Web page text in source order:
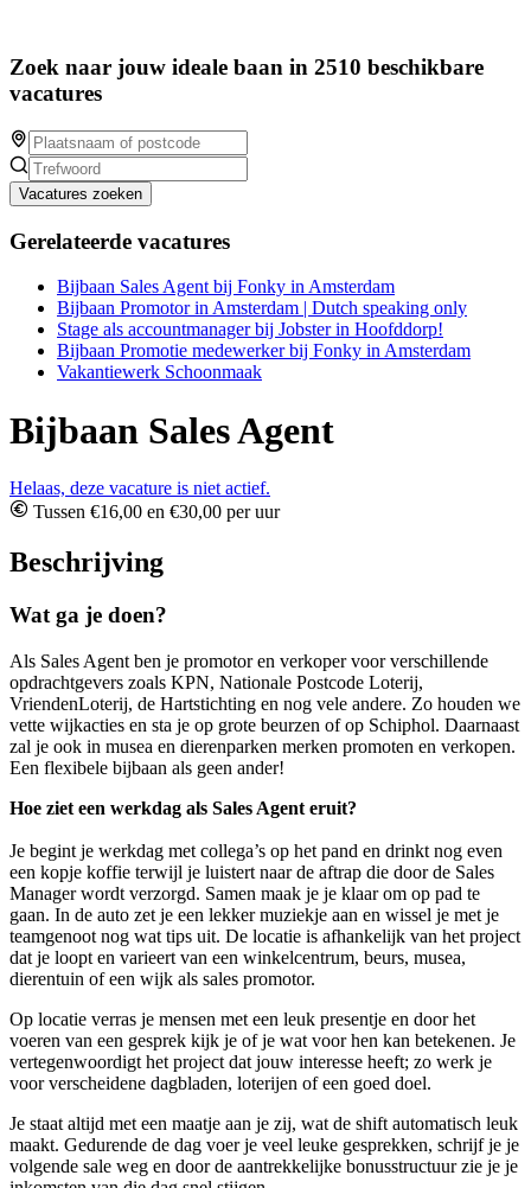
Zoek naar jouw ideale baan in 2510 beschikbare
vacatures
Vacatures zoeken
Gerelateerde vacatures
Bijbaan Sales Agent bij Fonky in Amsterdam
Bijbaan Promotor in Amsterdam | Dutch speaking only
Stage als accountmanager bij Jobster in Hoofddorp!
Bijbaan Promotie medewerker bij Fonky in Amsterdam
Vakantiewerk Schoonmaak
Bijbaan Sales Agent
Helaas, deze vacature is niet actief.
Tussen €16,00 en €30,00 per uur
Beschrijving
Wat ga je doen?
Als Sales Agent ben je promotor en verkoper voor verschillende
opdrachtgevers zoals KPN, Nationale Postcode Loterij,
VriendenLoterij, de Hartstichting en nog vele andere. Zo houden we
vette wijkacties en sta je op grote beurzen of op Schiphol. Daarnaast
zal je ook in musea en dierenparken merken promoten en verkopen.
Een flexibele bijbaan als geen ander!
Hoe ziet een werkdag als Sales Agent eruit?
Je begint je werkdag met collega’s op het pand en drinkt nog even
een kopje koffie terwijl je luistert naar de aftrap die door de Sales
Manager wordt verzorgd. Samen maak je je klaar om op pad te
gaan. In de auto zet je een lekker muziekje aan en wissel je met je
teamgenoot nog wat tips uit. De locatie is afhankelijk van het project
dat je loopt en varieert van een winkelcentrum, beurs, musea,
dierentuin of een wijk als sales promotor.
Op locatie verras je mensen met een leuk presentje en door het
voeren van een gesprek kijk je of je wat voor hen kan betekenen. Je
vertegenwoordigt het project dat jouw interesse heeft; zo werk je
voor verscheidene dagbladen, loterijen of een goed doel.
Je staat altijd met een maatje aan je zij, wat de shift automatisch leuk
maakt. Gedurende de dag voer je veel leuke gesprekken, schrijf je je
volgende sale weg en door de aantrekkelijke bonusstructuur zie je je